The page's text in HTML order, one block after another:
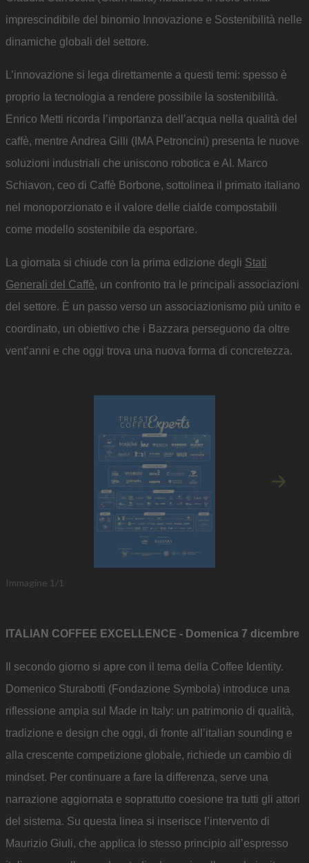
imprescindibile del binomio Innovazione e Sostenibilità nelle
dinamiche globali del settore.
L’innovazione si lega direttamente a questi temi: spesso è
proprio la tecnologia a rendere possibile la sostenibilità.
Enrico Metti ricorda l’importanza dell’acqua nella qualità del
caffè, mentre Andrea Gilli (IMA Petroncini) presenta le nuove
soluzioni industriali che uniscono robotica e AI. Marco
Schiavon, ceo di Caffè Borbone, sottolinea il primato italiano
nel monoporzionato e il valore delle cialde compostabili
come modello sostenibile da esportare.
La giornata si chiude con la prima edizione degli Stati
Generali del Caffè, un confronto tra le principali associazioni
del settore. È un passo verso un associazionismo più unito e
coordinato, un obiettivo che i Bazzara perseguono da oltre
vent’anni e che oggi trova una nuova forma di concretezza.
Immagine 1 /1
ITALIAN COFFEE EXCELLENCE - Domenica 7 dicembre
Il secondo giorno si apre con il tema della Coffee Identity.
Domenico Sturabotti (Fondazione Symbola) introduce una
riflessione ampia sul Made in Italy: un patrimonio di qualità,
tradizione e design che oggi, di fronte all’italian sounding e
alla crescente competizione globale, richiede un cambio di
mindset. Per continuare a fare la differenza, serve una
narrazione aggiornata e soprattutto coesione tra tutti gli attori
del sistema. Su questa linea si inserisce l’intervento di
Maurizio Giuli, che applica lo stesso principio all’espresso